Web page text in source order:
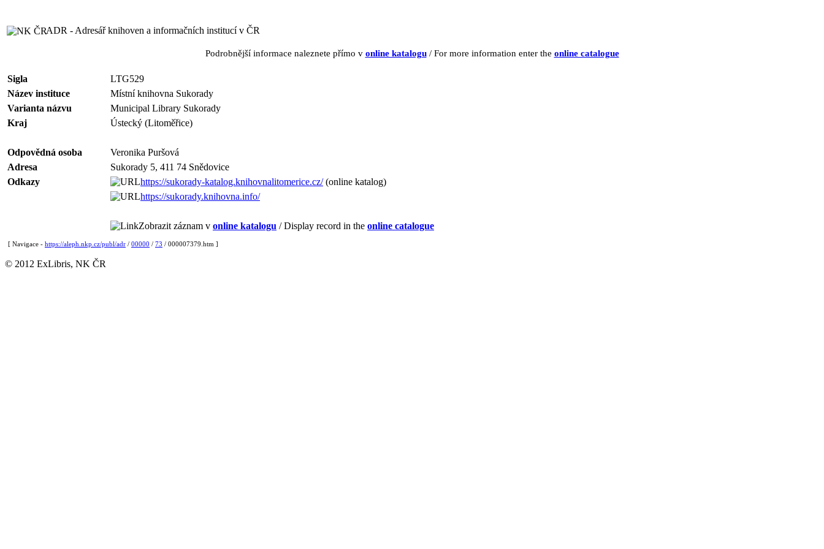
ADR - Adresář knihoven a informačních institucí v ČR
Podrobnější informace naleznete přímo v online katalogu/ For more information enter the online catalogue
Sigla
LTG529
Název instituce
Místní knihovna Sukorady
Varianta názvu
Municipal Library Sukorady
Kraj
Ústecký (Litoměřice)
Odpovědná osoba
Veronika Puršová
Adresa
Sukorady 5, 411 74 Snědovice
Odkazy
https://sukorady-katalog.knihovnalitomerice.cz/(online katalog)
https://sukorady.knihovna.info/
Zobrazit záznam v online katalogu / Display record in the online catalogue
[ Navigace - https://aleph.nkp.cz/publ/adr / 00000 / 73 / 000007379.htm ]
© 2012 ExLibris, NK ČR